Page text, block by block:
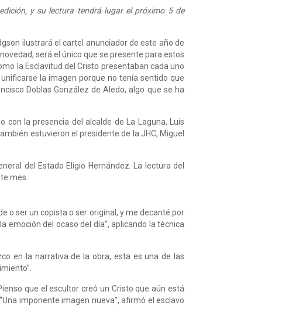
y su lectura tendrá lugar el próximo 5 de
ilustrará el cartel anunciador de este año de
será el único que se presente para estos
la Esclavitud del Cristo presentaban cada uno
la imagen porque no tenía sentido que
Doblas González de Aledo, algo que se ha
con la presencia del alcalde de La Laguna, Luis
estuvieron el presidente de la JHC, Miguel
del Estado Eligio Hernández. La lectura del
mes.
o ser un copista o ser original, y me decanté por
emoción del ocaso del día”, aplicando la técnica
en la narrativa de la obra, esta es una de las
que el escultor creó un Cristo que aún está
imponente imagen nueva”, afirmó el esclavo